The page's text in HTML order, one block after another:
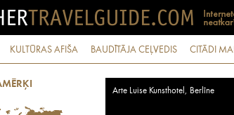
KULTŪRAS AFIŠA BAUDĪTĀJA CEĻVEDIS CITĀDI
Arte Luise Kunsthotel, Berlīne